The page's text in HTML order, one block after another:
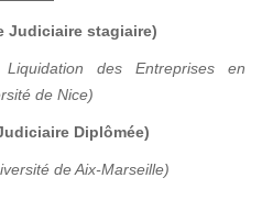
Judiciaire stagiaire)
des Entreprises en
de Nice)
Diplômée)
de Aix-Marseille)